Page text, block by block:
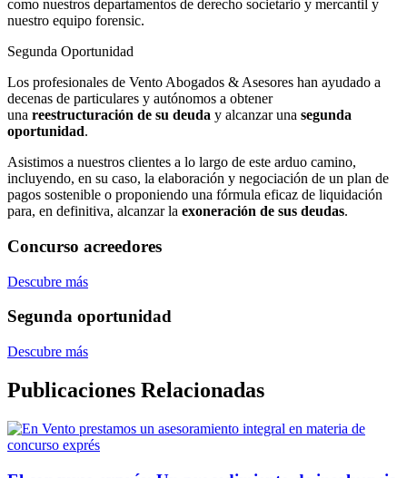
como nuestros departamentos de derecho societario y mercantil y
nuestro equipo forensic.
Segunda Oportunidad
Los profesionales de Vento Abogados & Asesores han ayudado a
decenas de particulares y autónomos a obtener
una reestructuración de su deuda y alcanzar una segunda
oportunidad.
Asistimos a nuestros clientes a lo largo de este arduo camino,
incluyendo, en su caso, la elaboración y negociación de un plan de
pagos sostenible o proponiendo una fórmula eficaz de liquidación
para, en definitiva, alcanzar la exoneración de sus deudas.
Concurso acreedores
Descubre más
Segunda oportunidad
Descubre más
Publicaciones Relacionadas